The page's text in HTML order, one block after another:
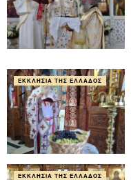
ΕΚΚΛΗΣΊΑ ΤΗΣ ΕΛΛΆΔΟΣ
ΕΚΚΛΗΣΊΑ ΤΗΣ ΕΛΛΆΔΟΣ